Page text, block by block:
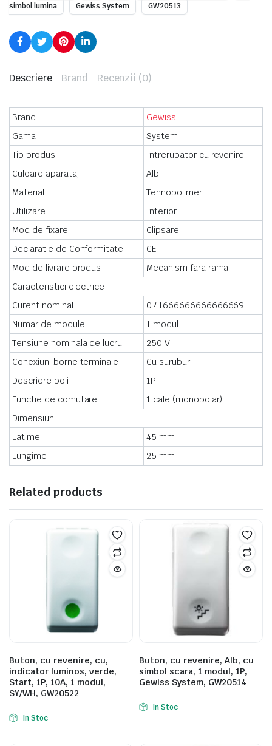
simbol lumina
Gewiss System GW20513
Descriere Brand Recenzii (0)
Brand
Gewiss
Gama
System
Tip produs
Intrerupator cu revenire
Culoare aparataj
Alb
Material
Tehnopolimer
Utilizare
Interior
Mod de fixare
Clipsare
Declaratie de Conformitate
CE
Mod de livrare produs
Mecanism fara rama
Caracteristici electrice
Curent nominal
0.41666666666666669
Numar de module
1 modul
Tensiune nominala de lucru
250 V
Conexiuni borne terminale
Cu suruburi
Descriere poli
1P
Functie de comutare
1 cale (monopolar)
Dimensiuni
Latime
45 mm
Lungime
25 mm
Related products
Buton, cu revenire, cu,
indicator luminos, verde,
Start, 1P, 10A, 1 modul,
SY/WH, GW20522
In Stoc
Buton, cu revenire, Alb, cu
simbol scara, 1 modul, 1P,
Gewiss System, GW20514
In Stoc